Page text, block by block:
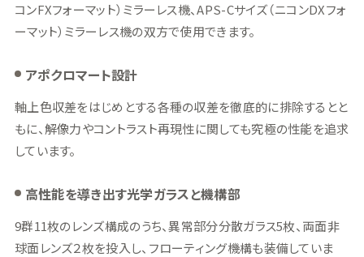
コンFXフォーマット）ミラーレス機、APS-Cサイズ（ニコンDXフォ
ーマット）ミラーレス機の双方で使用できます。
アポクロマート設計
軸上色収差をはじめとする各種の収差を徹底的に排除するとと
もに、解像力やコントラスト再現性に関しても究極の性能を追求
しています。
高性能を導き出す光学ガラスと機構部
9群11枚のレンズ構成のうち、異常部分分散ガラス5枚、両面非
球面レンズ２枚を投入し、フローティング機構も装備していま